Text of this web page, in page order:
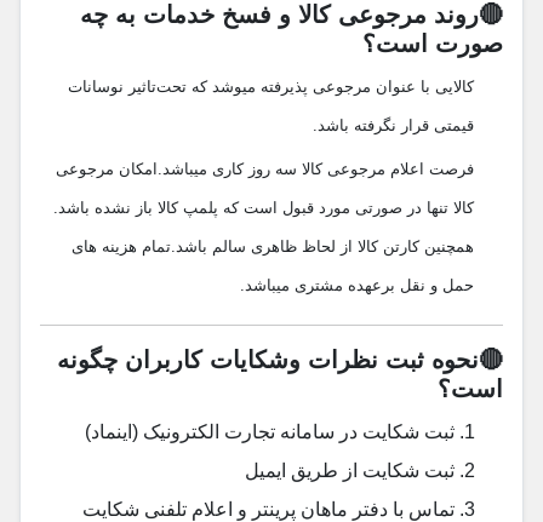
🔴روند مرجوعی کالا و فسخ خدمات به چه
صورت است؟
کالایی با عنوان مرجوعی پذیرفته میوشد که تحت‌تاثیر نوسانات
قیمتی قرار نگرفته باشد.
فرصت اعلام مرجوعی کالا سه روز کاری میباشد.امکان مرجوعی
کالا تنها در صورتی مورد قبول است که پلمپ کالا باز نشده باشد.
همچنین کارتن کالا از لحاظ ظاهری سالم باشد.تمام هزینه های
حمل و نقل بر‌عهده مشتری میباشد.
🔴نحوه ثبت نظرات و‌شکایات کاربران چگونه
است؟
ثبت شکایت در سامانه تجارت الکترونیک (اینماد)
ثبت شکایت از طریق ایمیل
تماس با دفتر ماهان پرینتر و اعلام تلفنی شکایت